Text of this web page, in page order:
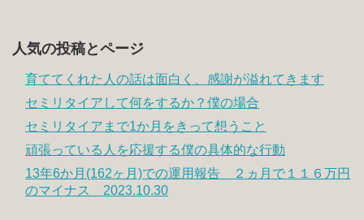
人気の投稿とページ
育ててくれた人の話は面白く、感謝が溢れてきます
セミリタイアして何をするか？僕の場合
セミリタイアまで1か月をきって想うこと
頑張っている人を応援する僕の具体的な行動
13年6か月(162ヶ月)での運用報告 ２ヵ月で１１６万円
のマイナス 2023.10.30